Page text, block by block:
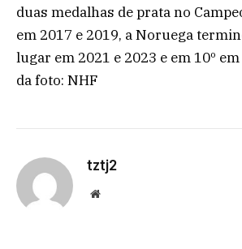
duas medalhas de prata no
em 2017 e 2019, a Noruega
lugar em 2021 e 2023 e em 10º
da foto: NHF
tztj2
Website